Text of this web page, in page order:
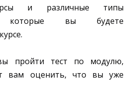
и различные типы
которые вы будете
пройти тест по модулю,
вам оценить, что вы уже